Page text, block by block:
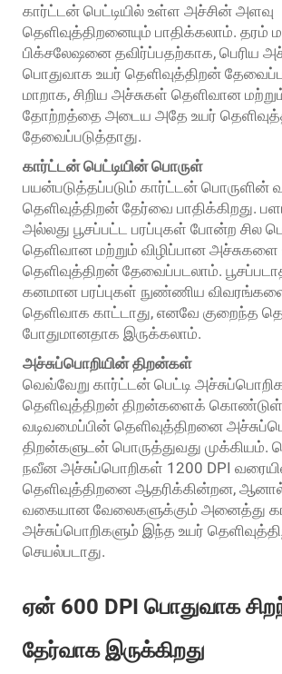
கார்ட்டன் பெட்டியில் உள்ள அச்சின் அளவு
தெளிவுத்திறனையும் பாதிக்கலாம். தரம்
பிக்சலேஷனை தவிர்ப்பதற்காக, பெரிய
பொதுவாக உயர் தெளிவுத்திறன்
மாறாக, சிறிய அச்சுகள் தெளிவான
தோற்றத்தை அடைய அதே உயர்
தேவைப்படுத்தாது.
கார்ட்டன் பெட்டியின் பொருள்
பயன்படுத்தப்படும் கார்ட்டன் பொருளின்
தெளிவுத்திறன் தேர்வை பாதிக்கிறது.
அல்லது பூசப்பட்ட பரப்புகள் போன்ற சில
தெளிவான மற்றும் விழிப்பான அச்சுகளை
தெளிவுத்திறன் தேவைப்படலாம்.
கனமான பரப்புகள் நுண்ணிய
தெளிவாக காட்டாது, எனவே குறைந்த
போதுமானதாக இருக்கலாம்.
அச்சுப்பொறியின் திறன்கள்
வெவ்வேறு கார்ட்டன் பெட்டி
தெளிவுத்திறன் திறன்களைக்
வடிவமைப்பின் தெளிவுத்திறனை
திறன்களுடன் பொருத்துவது முக்கியம்.
நவீன அச்சுப்பொறிகள் 1200 DPI
தெளிவுத்திறனை ஆதரிக்கின்றன,
வகையான வேலைகளுக்கும் அனைத்து
அச்சுப்பொறிகளும் இந்த உயர்
செயல்படாது.
ஏன் 600 DPI பொதுவாக
தேர்வாக இருக்கிறது